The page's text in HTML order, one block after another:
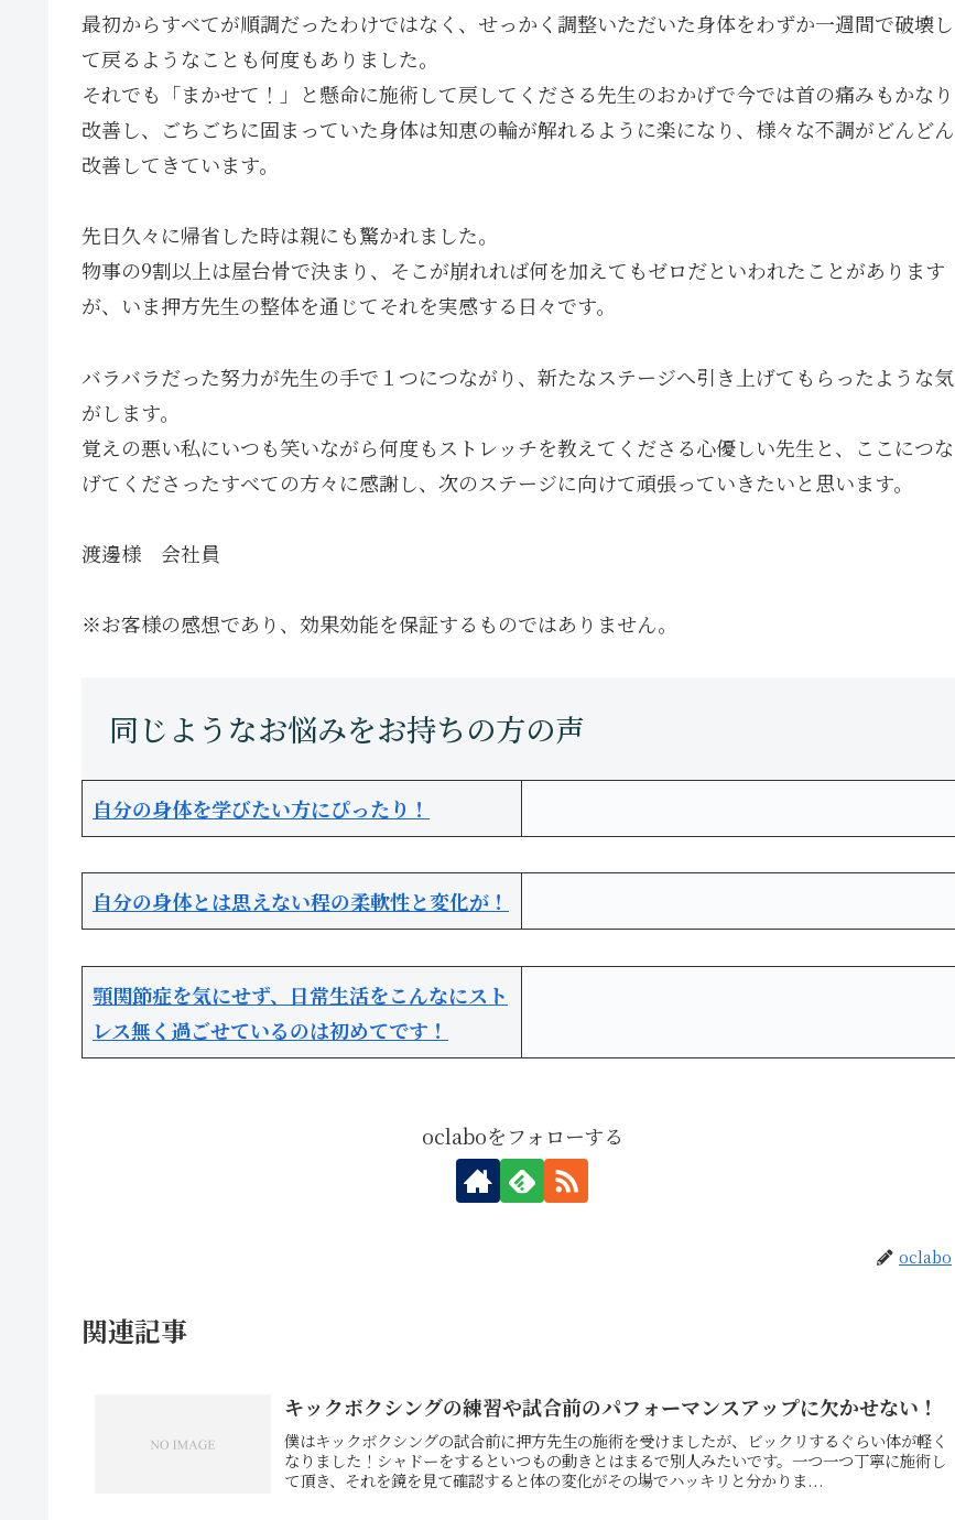
最初からすべてが順調だったわけではなく、せっかく調整いただいた身体をわずか一週間で破壊し
て戻るようなことも何度もありました。
それでも「まかせて！」と懸命に施術して戻してくださる先生のおかげで今では首の痛みもかなり
改善し、ごちごちに固まっていた身体は知恵の輪が解れるように楽になり、様々な不調がどんどん
改善してきています。
先日久々に帰省した時は親にも驚かれました。
物事の9割以上は屋台骨で決まり、そこが崩れれば何を加えてもゼロだといわれたことがあります
が、いま押方先生の整体を通じてそれを実感する日々です。
バラバラだった努力が先生の手で１つにつながり、新たなステージへ引き上げてもらったような気
がします。
覚えの悪い私にいつも笑いながら何度もストレッチを教えてくださる心優しい先生と、ここにつな
げてくださったすべての方々に感謝し、次のステージに向けて頑張っていきたいと思います。
渡邊様 会社員
※お客様の感想であり、効果効能を保証するものではありません。
自分の身体を学びたい方にぴったり！
自分の身体とは思えない程の柔軟性と変化が！
顎関節症を気にせず、日常生活をこんなにスト
レス無く過ごせているのは初めてです！
oclaboをフォローする
oclabo
関連記事
キックボクシングの練習や試合前のパフォーマンスアップに欠かせない！
僕はキックボクシングの試合前に押方先生の施術を受けましたが、ビックリするぐらい体が軽く
なりました！シャドーをするといつもの動きとはまるで別人みたいです。一つ一つ丁寧に施術し
て頂き、それを鏡を見て確認すると体の変化がその場でハッキリと分かりま...